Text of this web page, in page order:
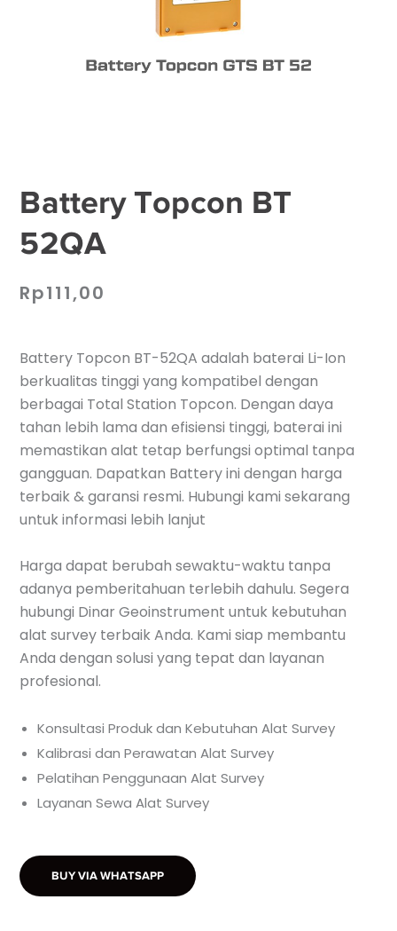
Battery Topcon BT
52QA
Rp111,00
Battery Topcon BT-52QA adalah baterai Li-Ion
berkualitas tinggi yang kompatibel dengan
berbagai Total Station Topcon. Dengan daya
tahan lebih lama dan efisiensi tinggi, baterai ini
memastikan alat tetap berfungsi optimal tanpa
gangguan. Dapatkan Battery ini dengan harga
terbaik & garansi resmi. Hubungi kami sekarang
untuk informasi lebih lanjut
Harga dapat berubah sewaktu-waktu tanpa
adanya pemberitahuan terlebih dahulu. Segera
hubungi Dinar Geoinstrument untuk kebutuhan
alat survey terbaik Anda. Kami siap membantu
Anda dengan solusi yang tepat dan layanan
profesional.
Konsultasi Produk dan Kebutuhan Alat Survey
Kalibrasi dan Perawatan Alat Survey
Pelatihan Penggunaan Alat Survey
Layanan Sewa Alat Survey
BUY VIA WHATSAPP